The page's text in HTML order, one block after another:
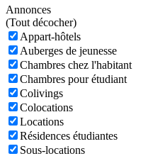
Annonces
(Tout décocher)
Appart-hôtels
Auberges de jeunesse
Chambres chez l'habitant
Chambres pour étudiant
Colivings
Colocations
Locations
Résidences étudiantes
Sous-locations